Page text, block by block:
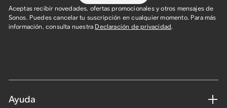
Aceptas recibir novedades, ofertas promocionales y otros mensajes de
Sonos. Puedes cancelar tu suscripción en cualquier momento. Para más
información, consulta nuestra Declaración de privacidad.
Ayuda